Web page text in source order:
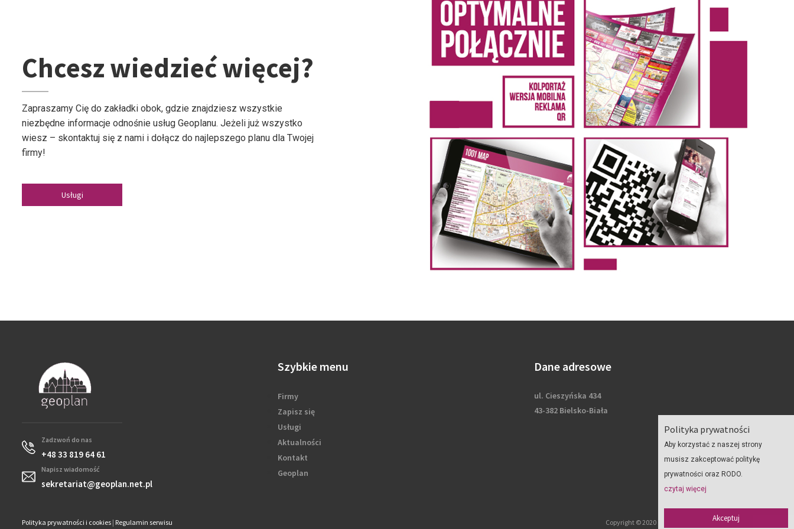
Polityka prywatności
Aby korzystać z naszej strony
musisz zakceptować politykę
prywatności oraz RODO.
czytaj więcej
Akceptuj
Chcesz wiedzieć więcej?
Zapraszamy Cię do zakładki obok, gdzie znajdziesz wszystkie
niezbędne informacje odnośnie usług Geoplanu. Jeżeli już wszystko
wiesz – skontaktuj się z nami i dołącz do najlepszego planu dla Twojej
firmy!
Usługi
Zadzwoń do nas
+48 33 819 64 61
Napisz wiadomość
sekretariat@geoplan.net.pl
Szybkie menu
Firmy
Zapisz się
Usługi
Aktualności
Kontakt
Geoplan
Dane adresowe
ul. Cieszyńska 434
43-382 Bielsko-Biała
Polityka prywatności i cookies | Regulamin serwisu Copyright © 2020 Geoplan - wszelkie prawa zastrzeżone